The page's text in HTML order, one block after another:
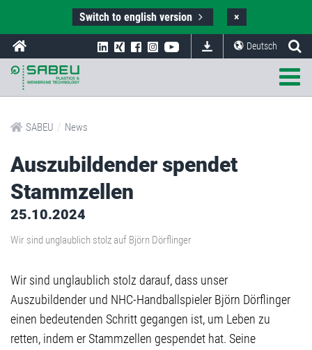
Switch to english version ×
Deutsch
SABEU / News
Auszubildender spendet
Stammzellen
25.10.2024
Wir sind unglaublich stolz auf Björn Dörflinger
Wir sind unglaublich stolz darauf, dass unser
Auszubildender und NHC-Handballspieler Björn Dörflinger
einen bedeutenden Schritt gegangen ist, um Leben zu
retten, indem er Stammzellen gespendet hat. Seine